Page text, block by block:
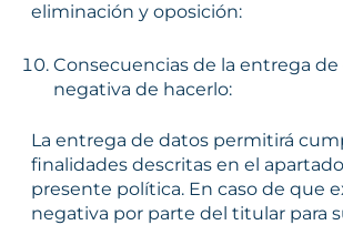
eliminación y oposición:
Consecuencias de la entrega de
negativa de hacerlo:
La entrega de datos permitirá
finalidades descritas en el
presente política. En caso de que
negativa por parte del titular para